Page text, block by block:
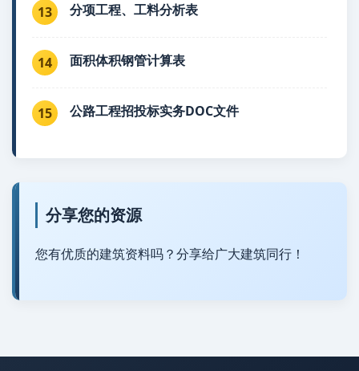
13 分项工程、工料分析表
14 面积体积钢管计算表
15 公路工程招投标实务DOC文件
分享您的资源
您有优质的建筑资料吗？分享给广大建筑同行！